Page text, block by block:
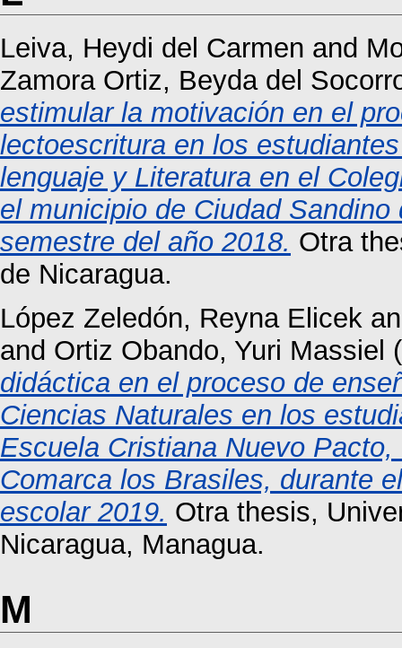
Leiva, Heydi del Carmen and
Zamora Ortiz, Beyda del
estimular la motivación en el
lectoescritura en los
lenguaje y Literatura en el
el municipio de Ciudad
semestre del año 2018. Otra
de Nicaragua.
López Zeledón, Reyna Elicek
and Ortiz Obando, Yuri Massiel
didáctica en el proceso de
Ciencias Naturales en los
Escuela Cristiana Nuevo
Comarca los Brasiles, durante
escolar 2019. Otra thesis,
Nicaragua, Managua.
M